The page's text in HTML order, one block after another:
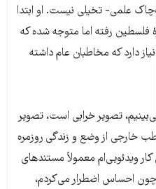
علمی- تخیلی نیست. او ابتدا
فلسطین رفته اما متوجه شده که
دارد که مخاطبان عام داشته
تصویر خرابی است، تصویر
خارجی از وضع و زندگی روزمره
ویدئویی‌ام معمولاً مستندهای
احساس اضطرار می‌کردم،